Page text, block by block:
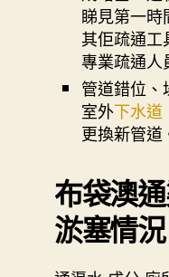
睇見第一時
其佢疏通工
專業疏通人
管道錯位
室外下水道
更換新管道
布袋澳
淤塞情況